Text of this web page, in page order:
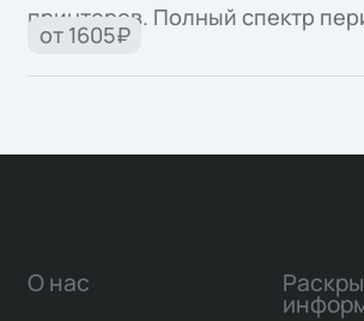
принтеров. Полный спектр
офисной техники для
от 1605₽
О нас